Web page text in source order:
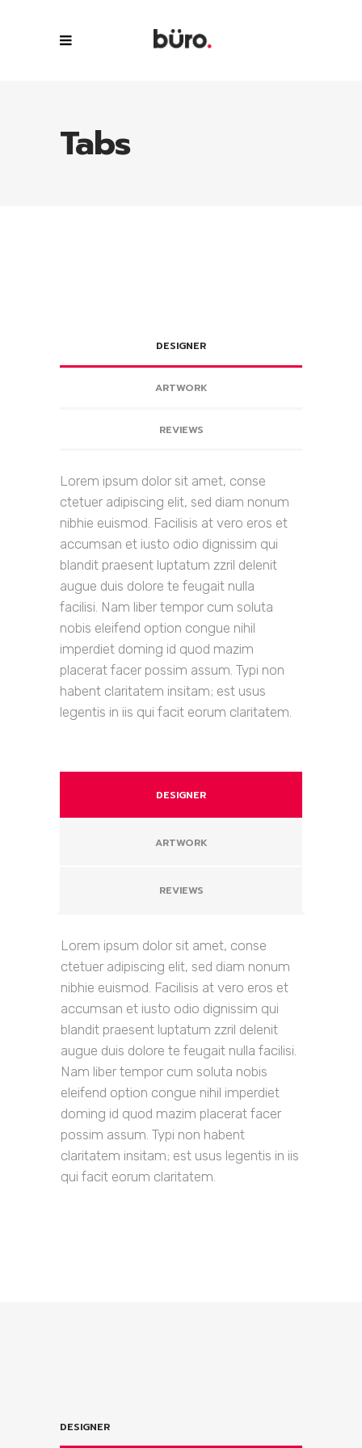
Tabs
DESIGNER
ARTWORK
REVIEWS
Lorem ipsum dolor sit amet, conse
ctetuer adipiscing elit, sed diam nonum
nibhie euismod. Facilisis at vero eros et
accumsan et iusto odio dignissim qui
blandit praesent luptatum zzril delenit
augue duis dolore te feugait nulla
facilisi. Nam liber tempor cum soluta
nobis eleifend option congue nihil
imperdiet doming id quod mazim
placerat facer possim assum. Typi non
habent claritatem insitam; est usus
legentis in iis qui facit eorum claritatem.
DESIGNER
ARTWORK
REVIEWS
Lorem ipsum dolor sit amet, conse
ctetuer adipiscing elit, sed diam nonum
nibhie euismod. Facilisis at vero eros et
accumsan et iusto odio dignissim qui
blandit praesent luptatum zzril delenit
augue duis dolore te feugait nulla facilisi.
Nam liber tempor cum soluta nobis
eleifend option congue nihil imperdiet
doming id quod mazim placerat facer
possim assum. Typi non habent
claritatem insitam; est usus legentis in iis
qui facit eorum claritatem.
DESIGNER